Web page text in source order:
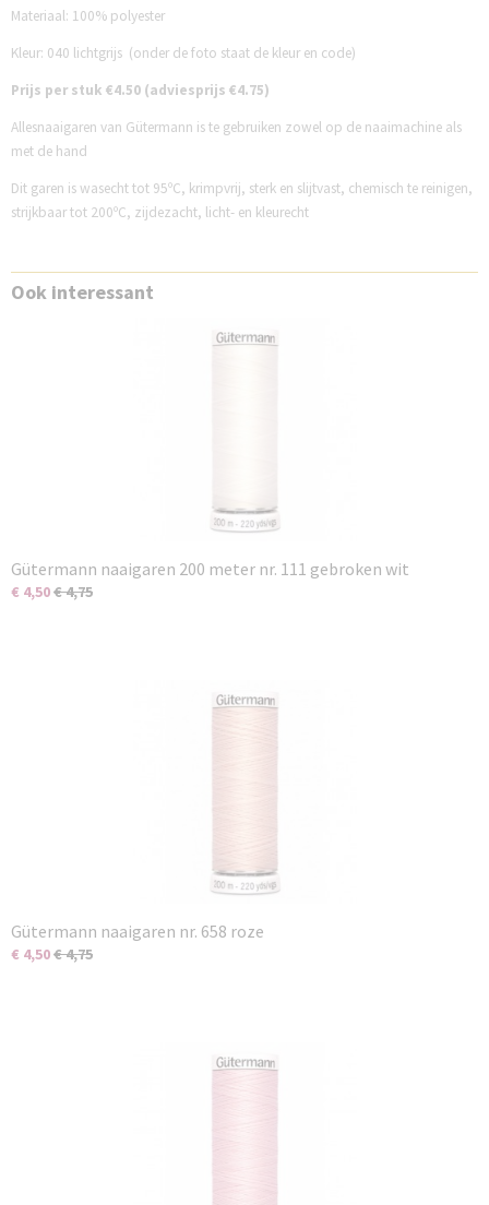
Materiaal: 100% polyester
Kleur: 040 lichtgrijs (onder de foto staat de kleur en code)
Prijs per stuk €4.50 (adviesprijs €4.75)
Allesnaaigaren van Gütermann is te gebruiken zowel op de naaimachine als
met de hand
Dit garen is wasecht tot 95ºC, krimpvrij, sterk en slijtvast, chemisch te reinigen,
strijkbaar tot 200ºC, zijdezacht, licht- en kleurecht
Ook interessant
Gütermann naaigaren 200 meter nr. 111 gebroken wit
€ 4,50€ 4,75
Gütermann naaigaren nr. 658 roze
€ 4,50€ 4,75